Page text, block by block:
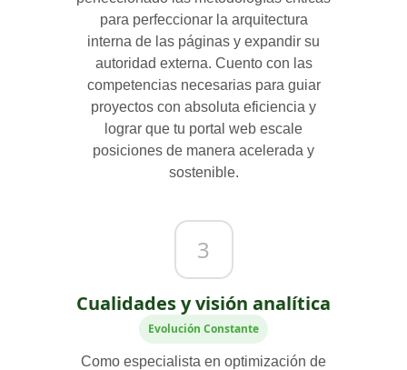
para perfeccionar la arquitectura
interna de las páginas y expandir su
autoridad externa. Cuento con las
competencias necesarias para guiar
proyectos con absoluta eficiencia y
lograr que tu portal web escale
posiciones de manera acelerada y
sostenible.
3
Cualidades y visión analítica
Evolución Constante
Como especialista en optimización de